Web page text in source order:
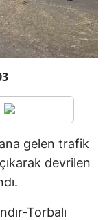
gelen trafik
devrilen
Torbalı